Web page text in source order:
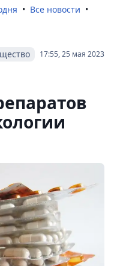
Все новости
17:55, 25 мая 2023